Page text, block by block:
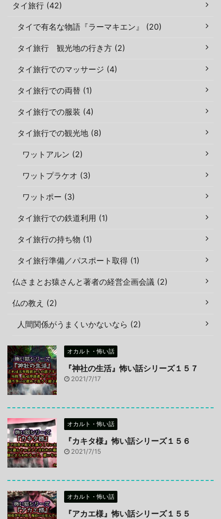
タイ旅行 (42)
タイで有名な物語『ラーマキエン』 (20)
タイ旅行 観光地の行き方 (2)
タイ旅行でのマッサージ (4)
タイ旅行での両替 (1)
タイ旅行での服装 (4)
タイ旅行での観光地 (8)
ワットアルン (2)
ワットプラケオ (3)
ワットポー (3)
タイ旅行での鉄道利用 (1)
タイ旅行の持ち物 (1)
タイ旅行準備／パスポート取得 (1)
仏さまとお猿さんと著者の経営企画会議 (2)
仏の教え (2)
人間関係がうまくいかないなら (2)
オカルト・怖い話
『神社の生活』怖い話シリーズ１５７
2021/7/17
オカルト・怖い話
『カキタ様』怖い話シリーズ１５６
2021/7/15
オカルト・怖い話
『アカエ様』怖い話シリーズ１５５